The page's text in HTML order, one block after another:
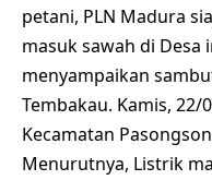
petani, PLN Madura
masuk sawah di Desa
menyampaikan
Tembakau. Kamis, 22/
Kecamatan
Menurutnya, Listrik